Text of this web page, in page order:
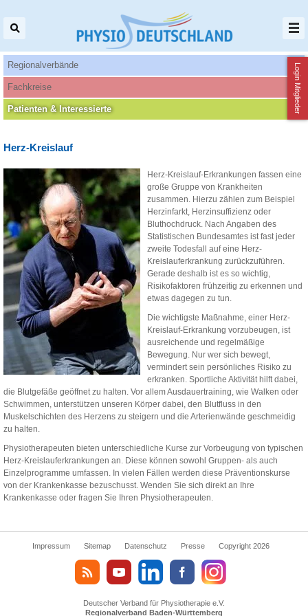
Login Mitglieder
Regionalverbände
Patienten‌ & Interessierte
Fachkreise
Herz-Kreislauf
Herz-Kreislauf-Erkrankungen fassen eine
große Gruppe von Krankheiten
zusammen. Hierzu zählen zum Beispiel
Herzinfarkt, Herzinsuffizienz oder
Bluthochdruck. Nach Angaben des
Statistischen Bundesamtes ist fast jeder
zweite Todesfall auf eine Herz-
Kreislauferkrankung zurückzuführen.
Gerade deshalb ist es so wichtig,
Risikofaktoren frühzeitig zu erkennen und
etwas dagegen zu tun.
Die wichtigste Maßnahme, einer Herz-
Kreislauf-Erkrankung vorzubeugen, ist
ausreichende und regelmäßige
Bewegung. Nur wer sich bewegt,
vermindert sein persönliches Risiko zu
erkranken. Sportliche Aktivität hilft dabei,
die Blutgefäße geöffnet zu halten. Vor allem Ausdauertraining, wie Walken oder
Schwimmen, unterstützen unseren Körper dabei, den Blutfluss in den
Muskelschichten des Herzens zu steigern und die Arterienwände geschmeidig
zu halten.
Physiotherapeuten bieten unterschiedliche Kurse zur Vorbeugung von typischen
Herz-Kreislauferkrankungen an. Diese können sowohl Gruppen- als auch
Einzelprogramme umfassen. In vielen Fällen werden diese Präventionskurse
von der Krankenkasse bezuschusst. Wenden Sie sich direkt an Ihre
Krankenkasse oder fragen Sie Ihren Physiotherapeuten.
Impressum Sitemap Datenschutz Presse Copyright 2026
Deutscher Verband für Physiotherapie e.V.
Regionalverband Baden-Württemberg